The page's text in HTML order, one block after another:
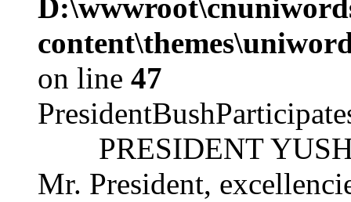
on line 47
PRESIDENT
Mr. President,